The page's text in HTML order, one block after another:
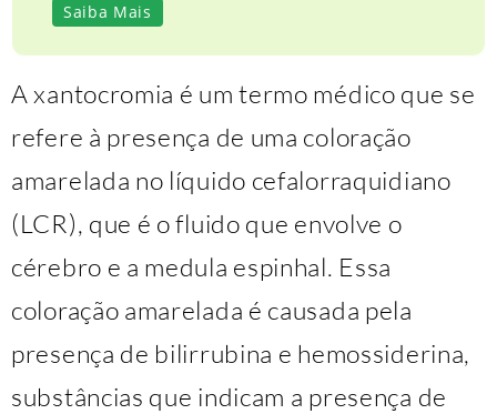
Saiba Mais
A xantocromia é um termo médico que se
refere à presença de uma coloração
amarelada no líquido cefalorraquidiano
(LCR), que é o fluido que envolve o
cérebro e a medula espinhal. Essa
coloração amarelada é causada pela
presença de bilirrubina e hemossiderina,
substâncias que indicam a presença de